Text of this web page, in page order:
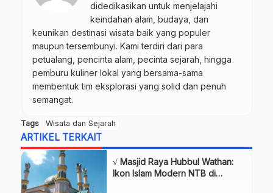
didedikasikan untuk menjelajahi
keindahan alam, budaya, dan
keunikan destinasi wisata baik yang populer
maupun tersembunyi. Kami terdiri dari para
petualang, pencinta alam, pecinta sejarah, hingga
pemburu kuliner lokal yang bersama-sama
membentuk tim eksplorasi yang solid dan penuh
semangat.
Tags Wisata dan Sejarah
ARTIKEL TERKAIT
√ Masjid Raya Hubbul Wathan:
Ikon Islam Modern NTB di